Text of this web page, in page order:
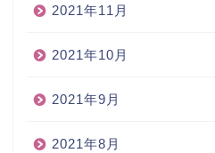
2021年11月
2021年10月
2021年9月
2021年8月